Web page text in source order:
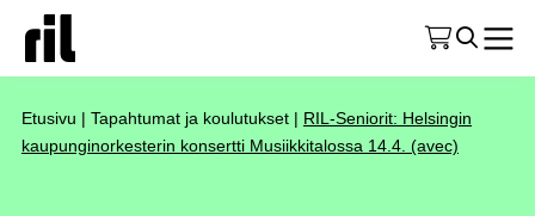
Etusivu | Tapahtumat ja koulutukset | RIL-Seniorit: Helsingin
kaupunginorkesterin konsertti Musiikkitalossa 14.4. (avec)